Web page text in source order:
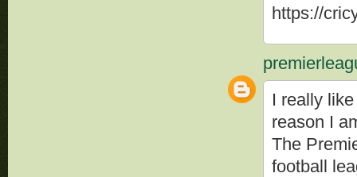
https://
I really
reason I
The
football